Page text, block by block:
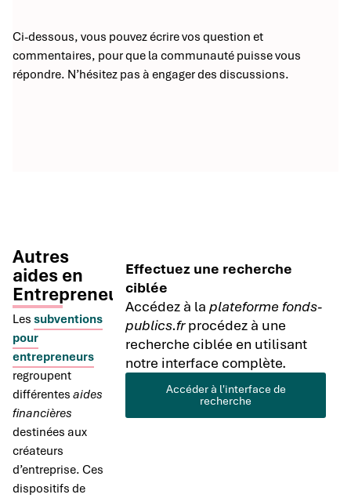
Ci-dessous, vous pouvez écrire vos question et
commentaires, pour que la communauté puisse vous
répondre. N’hésitez pas à engager des discussions.
Autres
aides en
Entrepreneuriat
Les subventions
pour
entrepreneurs
regroupent
différentes aides
financières
destinées aux
créateurs
d’entreprise. Ces
dispositifs de
Effectuez une recherche
ciblée
Accédez à laplateforme fonds-
publics.frprocédez à une
recherche ciblée en utilisant
notre interface complète.
Accéder à l'interface de
recherche